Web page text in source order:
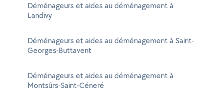
Déménageurs et aides au déménagement à
Landivy
Déménageurs et aides au déménagement à Saint-
Georges-Buttavent
Déménageurs et aides au déménagement à
Montsûrs-Saint-Céneré